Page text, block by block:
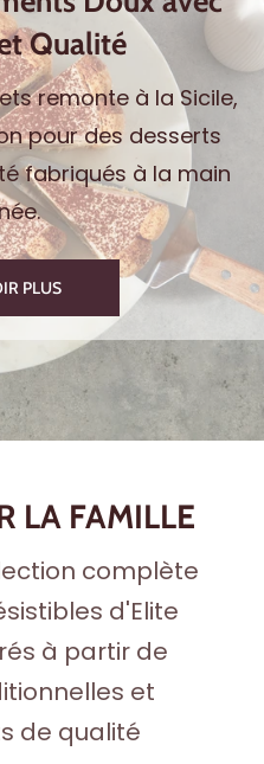
Qualité
remonte à la Sicile,
pour des desserts
fabriqués à la main
PLUS
LA FAMILLE
complète
d'Elite
à partir de
et
de qualité